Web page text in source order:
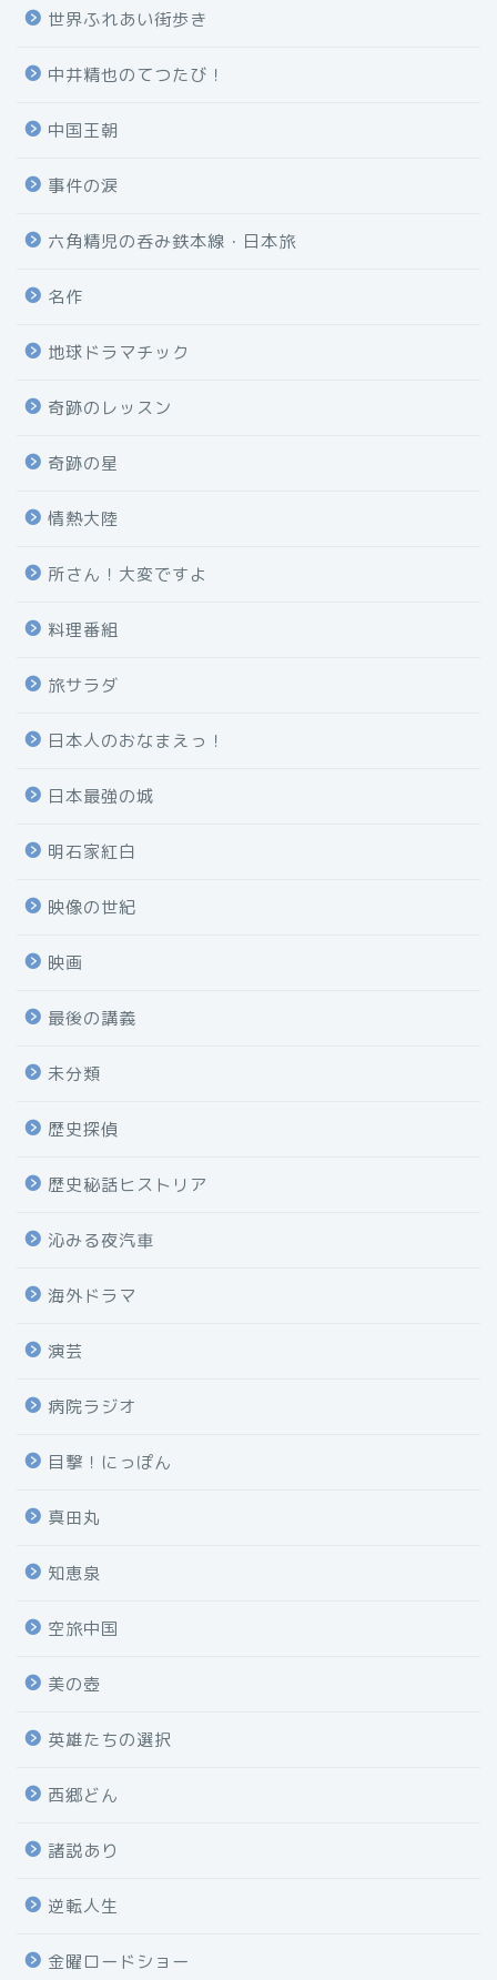
世界ふれあい街歩き
中井精也のてつたび！
中国王朝
事件の涙
六角精児の呑み鉄本線・日本旅
名作
地球ドラマチック
奇跡のレッスン
奇跡の星
情熱大陸
所さん！大変ですよ
料理番組
旅サラダ
日本人のおなまえっ！
日本最強の城
明石家紅白
映像の世紀
映画
最後の講義
未分類
歴史探偵
歴史秘話ヒストリア
沁みる夜汽車
海外ドラマ
演芸
病院ラジオ
目撃！にっぽん
真田丸
知恵泉
空旅中国
美の壺
英雄たちの選択
西郷どん
諸説あり
逆転人生
金曜ロードショー